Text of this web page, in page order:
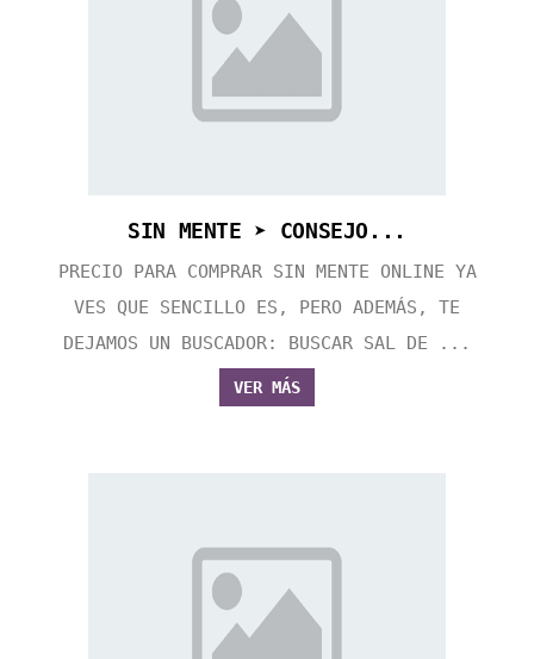
SIN MENTE ➤ CONSEJO...
PRECIO PARA COMPRAR SIN MENTE ONLINE YA
VES QUE SENCILLO ES, PERO ADEMÁS, TE
DEJAMOS UN BUSCADOR: BUSCAR SAL DE ...
VER MÁS